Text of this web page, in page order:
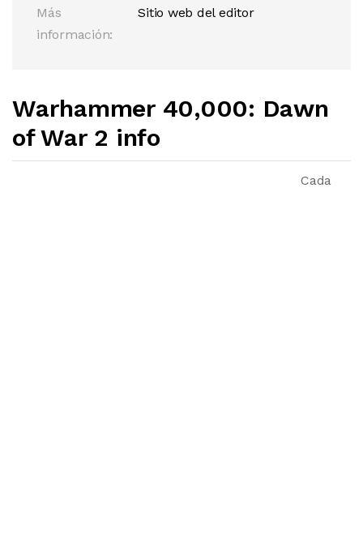
Más
información:
Sitio web del editor
Warhammer 40,000: Dawn
of War 2 info
Cada